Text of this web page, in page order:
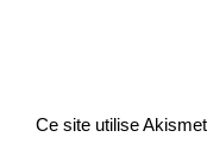
Ce site utilise